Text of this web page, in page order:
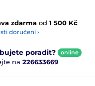
zdarma od 1 500 Kč
doručení ›
poradit? online
na 226633669